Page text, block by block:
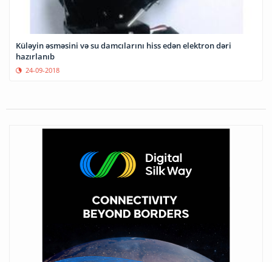
Küləyin əsməsini və su damcılarını hiss edən elektron dəri
hazırlanıb
24-09-2018